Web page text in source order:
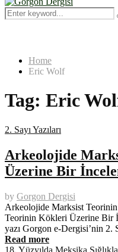
Menu
Search
for:
Home
Eric Wolf
Tag: Eric
2. Sayı Yazıları
Arkeolojide
Üzerine Bir
by Gorgon Dergisi
Arkeolojide Marksist
Teorinin Kökleri Üzerine Bir
yazı Gorgon e-Dergisi’nin 2.
Read more
18. Yüzyılda Meksika